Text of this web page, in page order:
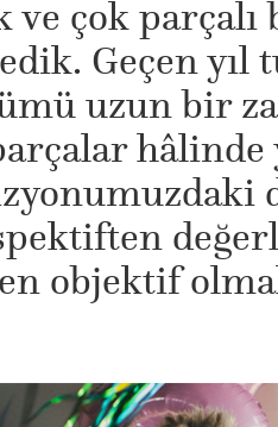
çok parçalı
Geçen yıl
uzun bir
hâlinde
objektif